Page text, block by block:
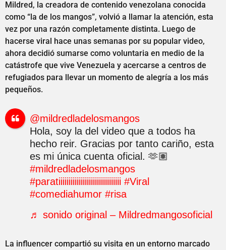
Mildred, la creadora de contenido venezolana conocida
como “la de los mangos”, volvió a llamar la atención, esta
vez por una razón completamente distinta. Luego de
hacerse viral hace unas semanas por su popular video,
ahora decidió sumarse como voluntaria en medio de la
catástrofe que vive Venezuela y acercarse a centros de
refugiados para llevar un momento de alegría a los más
pequeños.
@mildredladelosmangos
Hola, soy la del video que a todos ha
hecho reir. Gracias por tanto cariño, esta
es mi única cuenta oficial. 🫶🏽
#mildredladelosmangos
#paratiiiiiiiiiiiiiiiiiiiiiiiiiiiiiii #Viral
#comediahumor #risa
♬ sonido original – Mildredmangosoficial
La influencer compartió su visita en un entorno marcado